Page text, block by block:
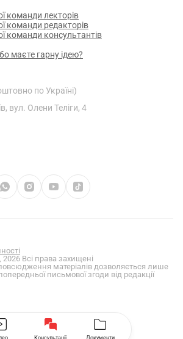
команди лекторів
команди редакторів
команди консультантів
маєте гарну ідею?
по Україні)
вул. Олени Теліги, 4
Всі права захищені
матеріалів дозволяється лише
письмової згоди від редакції
Консультації Документи